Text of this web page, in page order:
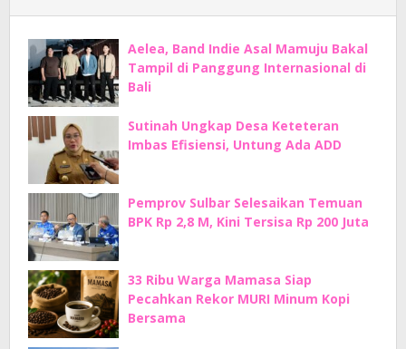
Aelea, Band Indie Asal Mamuju Bakal
Tampil di Panggung Internasional di
Bali
Sutinah Ungkap Desa Keteteran
Imbas Efisiensi, Untung Ada ADD
Pemprov Sulbar Selesaikan Temuan
BPK Rp 2,8 M, Kini Tersisa Rp 200 Juta
33 Ribu Warga Mamasa Siap
Pecahkan Rekor MURI Minum Kopi
Bersama